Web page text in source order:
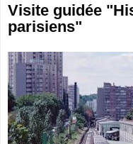
Visite guidée
parisiens"